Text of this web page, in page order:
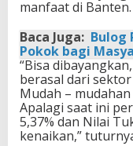
manfaat di Banten.
Baca Juga: Bulog
Pokok bagi
​“Bisa
berasal dari
Mudah –
Apalagi saat ini
5,37% dan Nilai
kenaikan,”